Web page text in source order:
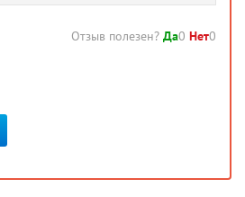
Отзыв полезен? Да0 Нет0